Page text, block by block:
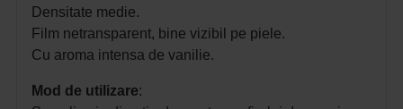
Densitate medie.
Film netransparent, bine vizibil pe piele.
Cu aroma intensa de vanilie.
Mod de utilizare: